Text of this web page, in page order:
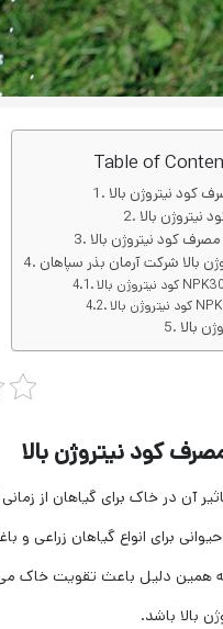
Table of
کود نیتروژن بالا
نیتروژن بالا
کود نیتروژن بالا
بالا شرکت آرمان بذر سپاهان
بالا
کود نیتروژن بالا
آن در خاک برای گیاهان از
برای انواع گیاهان زراعی و
همین دلیل باعث تقویت خاک می
بالا باشد.